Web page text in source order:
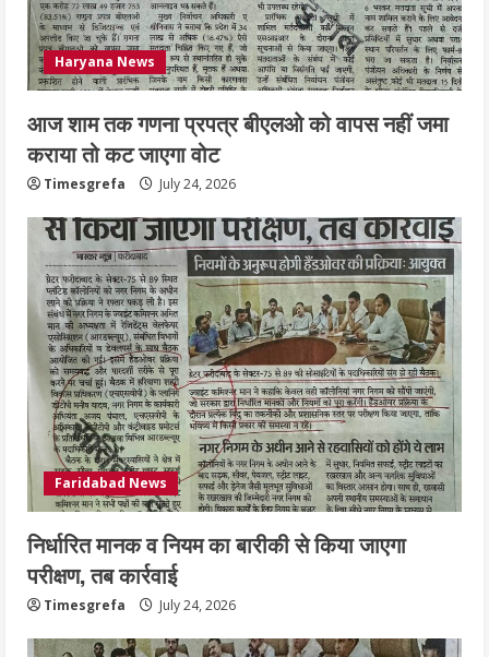
Haryana News
आज शाम तक गणना प्रपत्र बीएलओ को वापस नहीं जमा
कराया तो कट जाएगा वोट
Timesgrefa July 24, 2026
Faridabad News
निर्धारित मानक व नियम का बारीकी से किया जाएगा
परीक्षण, तब कार्रवाई
Timesgrefa July 24, 2026